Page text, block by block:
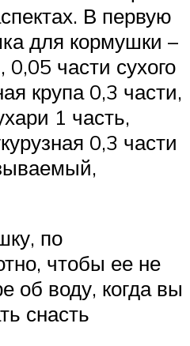
В первую
для кормушки –
0,05 части сухого
крупа 0,3 части,
1 часть,
0,3 части
по
чтобы ее не
об воду, когда вы
снасть